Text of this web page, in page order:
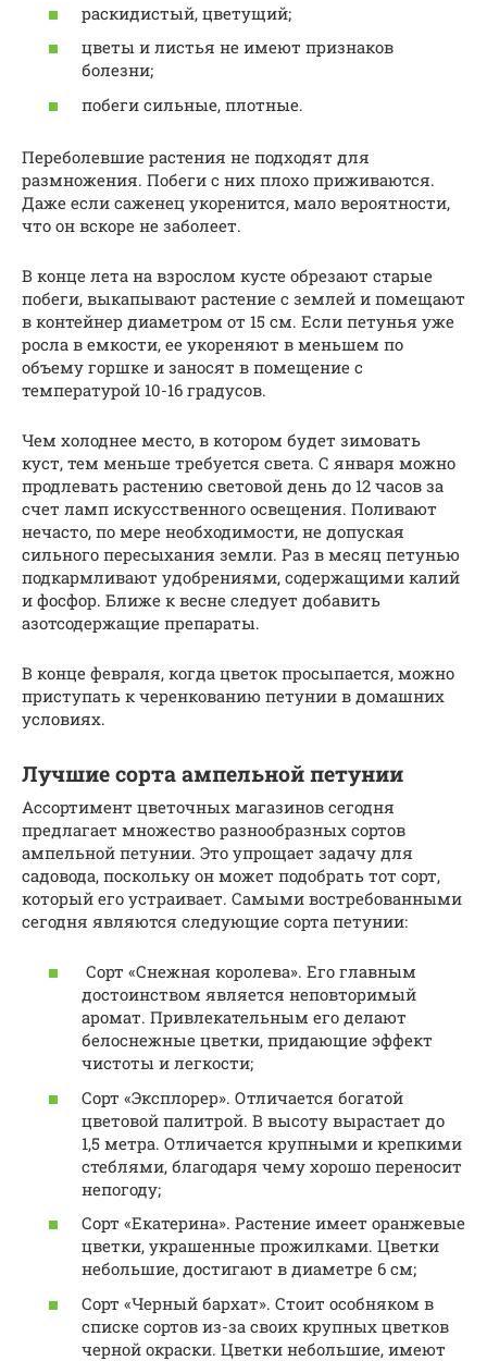
раскидистый, цветущий;
цветы и листья не имеют признаков
болезни;
побеги сильные, плотные.
Переболевшие растения не подходят для
размножения. Побеги с них плохо приживаются.
Даже если саженец укоренится, мало вероятности,
что он вскоре не заболеет.
В конце лета на взрослом кусте обрезают старые
побеги, выкапывают растение с землей и помещают
в контейнер диаметром от 15 см. Если петунья уже
росла в емкости, ее укореняют в меньшем по
объему горшке и заносят в помещение с
температурой 10-16 градусов.
Чем холоднее место, в котором будет зимовать
куст, тем меньше требуется света. С января можно
продлевать растению световой день до 12 часов за
счет ламп искусственного освещения. Поливают
нечасто, по мере необходимости, не допуская
сильного пересыхания земли. Раз в месяц петунью
подкармливают удобрениями, содержащими калий
и фосфор. Ближе к весне следует добавить
азотсодержащие препараты.
В конце февраля, когда цветок просыпается, можно
приступать к черенкованию петунии в домашних
условиях.
Лучшие сорта ампельной петунии
Ассортимент цветочных магазинов сегодня
предлагает множество разнообразных сортов
ампельной петунии. Это упрощает задачу для
садовода, поскольку он может подобрать тот сорт,
который его устраивает. Самыми востребованными
сегодня являются следующие сорта петунии:
Сорт «Снежная королева». Его главным
достоинством является неповторимый
аромат. Привлекательным его делают
белоснежные цветки, придающие эффект
чистоты и легкости;
Сорт «Эксплорер». Отличается богатой
цветовой палитрой. В высоту вырастает до
1,5 метра. Отличается крупными и крепкими
стеблями, благодаря чему хорошо переносит
непогоду;
Сорт «Екатерина». Растение имеет оранжевые
цветки, украшенные прожилками. Цветки
небольшие, достигают в диаметре 6 см;
Сорт «Черный бархат». Стоит особняком в
списке сортов из-за своих крупных цветков
черной окраски. Цветки небольшие, имеют